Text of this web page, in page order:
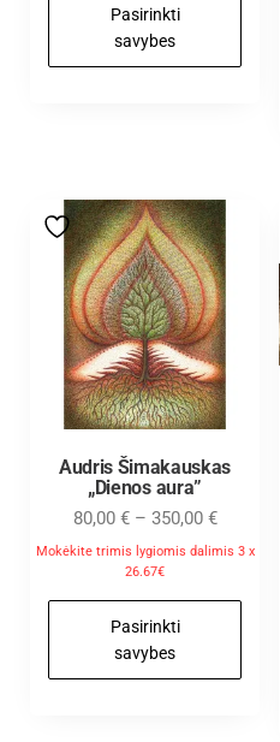
Pasirinkti
savybes
Audris Šimakauskas
„Dienos aura”
80,00 € – 350,00 €
Mokėkite trimis lygiomis dalimis 3 x
26.67€
Pasirinkti
savybes